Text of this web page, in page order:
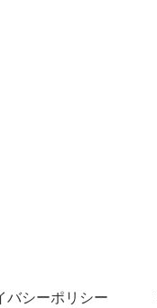
バシーポリシー